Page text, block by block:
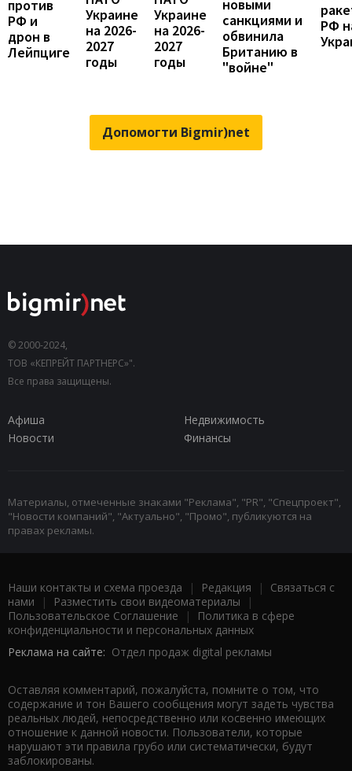
против
РФ и
дрон в
Лейпциге
Украине
на 2026-
2027
годы
Украине
на 2026-
2027
годы
новыми
санкциями и
обвинила
Британию в
"войне"
РФ
Допомогти Bigmir)net
© 2000-2024,
ТОВ «КЕПРЕЙТ ПАРТНЕРС»".
Все права защищены.
Афиша
Недвижимость
Новости
Финансы
Материалы, отмеченные знаками "Реклама", "PR", "Спецпроект",
"Новости компаний", "Актуально", "Промо", публикуются на
правах рекламы.
Наши контакты и схема проезда | Редакция | Связаться с
нами | Разместить свои видеоматериалы |
Пользовательское Соглашение |
Политика в сфере
конфиденциальности и персональных данных
Реклама на сайте: Отдел продаж digital рекламы
Оставляя комментарий, пожалуйста, помните о том, что
содержание и тон Вашего сообщения могут задеть чувства
реальных людей, непосредственно или косвенно имеющих
отношение к данной новости. Пользователи, которые
нарушают эти правила грубо или систематически, будут
заблокированы.